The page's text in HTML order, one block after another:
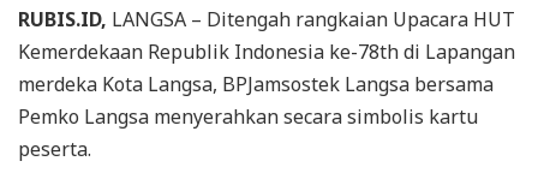
RUBIS.ID, LANGSA – Ditengah rangkaian Upacara HUT
Kemerdekaan Republik Indonesia ke-78th di Lapangan
merdeka Kota Langsa, BPJamsostek Langsa bersama
Pemko Langsa menyerahkan secara simbolis kartu
peserta.